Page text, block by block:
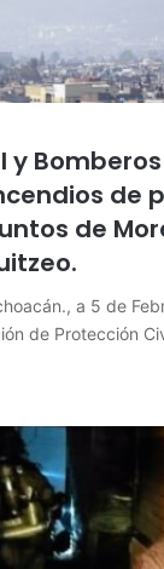
y
de
de
a 5 de
de Protección